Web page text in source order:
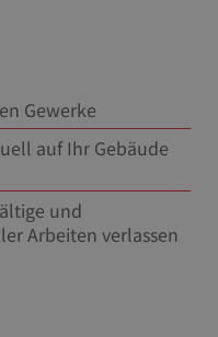
Gewerke
auf Ihr Gebäude
und
Arbeiten verlassen